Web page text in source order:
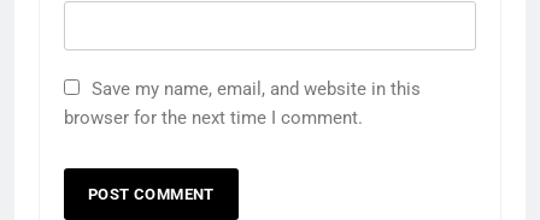
Save my name, email, and website in this
browser for the next time I comment.